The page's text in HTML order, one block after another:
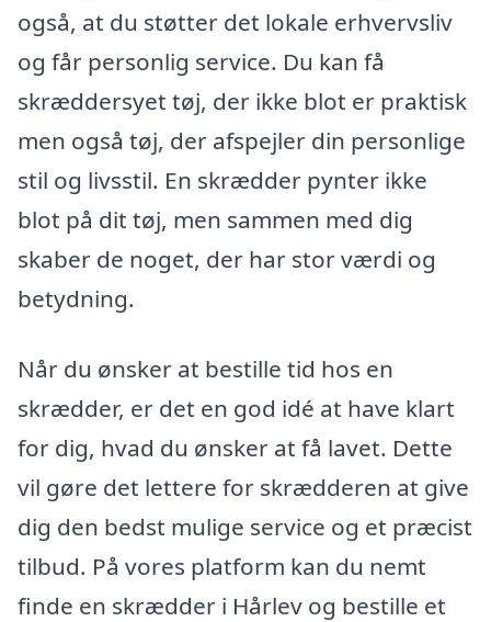
også, at du støtter det lokale erhvervsliv
og får personlig service. Du kan få
skræddersyet tøj, der ikke blot er praktisk
men også tøj, der afspejler din personlige
stil og livsstil. En skrædder pynter ikke
blot på dit tøj, men sammen med dig
skaber de noget, der har stor værdi og
betydning.
Når du ønsker at bestille tid hos en
skrædder, er det en god idé at have klart
for dig, hvad du ønsker at få lavet. Dette
vil gøre det lettere for skrædderen at give
dig den bedst mulige service og et præcist
tilbud. På vores platform kan du nemt
finde en skrædder i Hårlev og bestille et